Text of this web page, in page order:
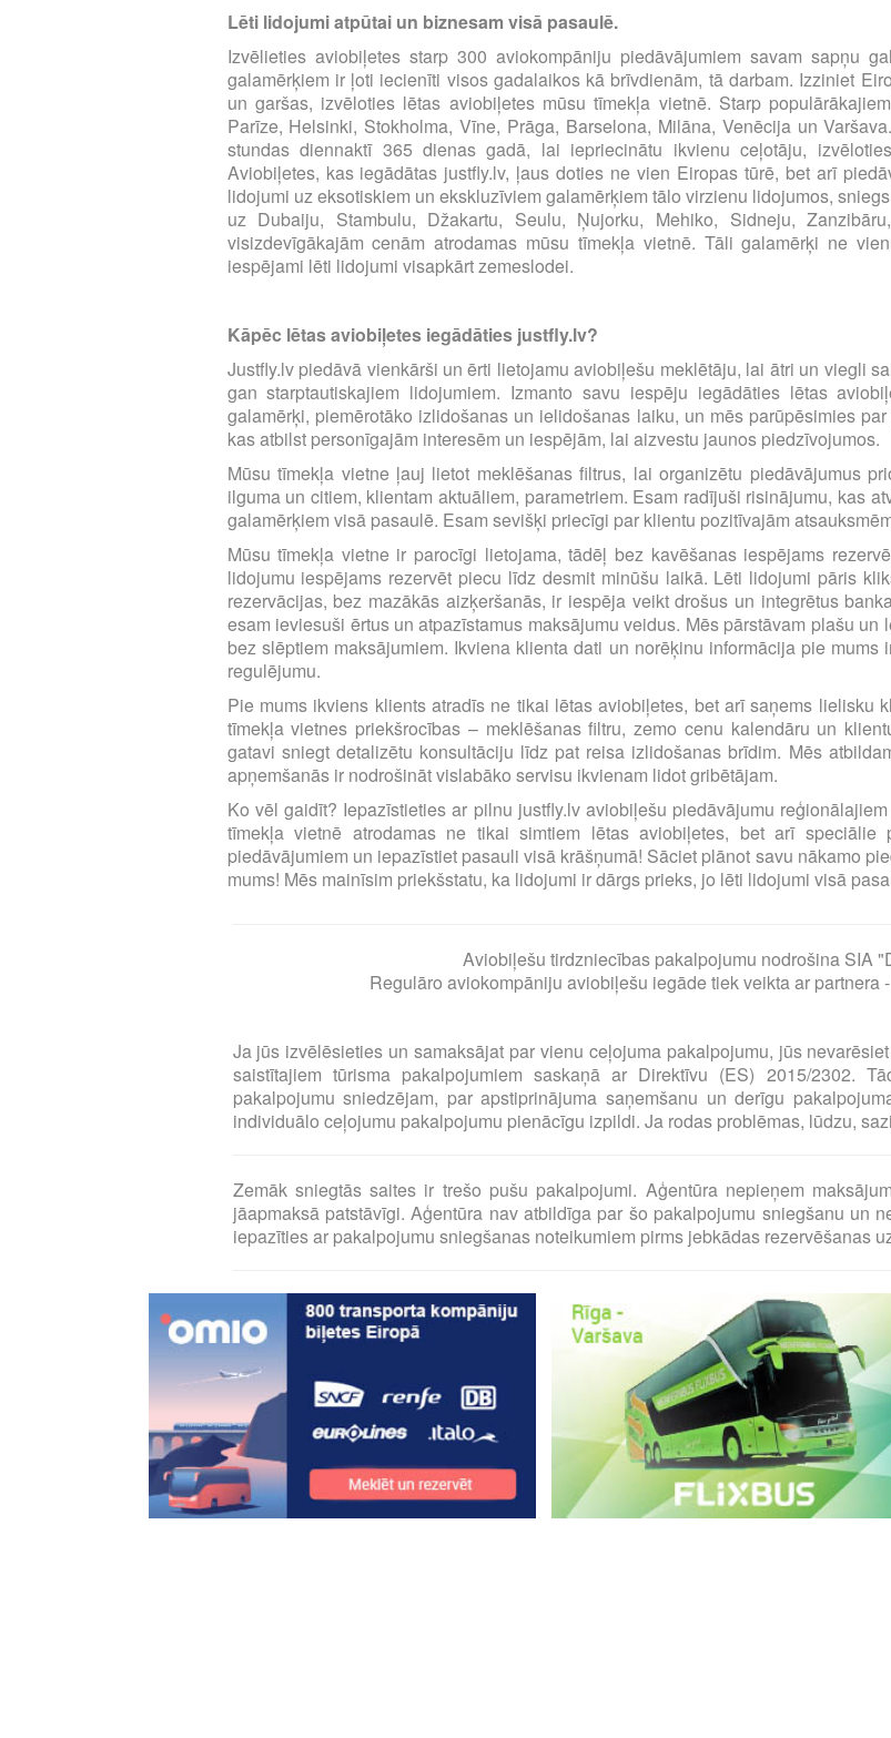
Lēti lidojumi atpūtai un biznesam visā pasaulē.
Izvēlieties aviobiļetes starp 300 aviokompāniju piedāvājumiem savam sapņu
galamērķiem ir ļoti iecienīti visos gadalaikos kā brīvdienām, tā darbam. Izziniet
un garšas, izvēloties lētas aviobiļetes mūsu tīmekļa vietnē. Starp
Parīze, Helsinki, Stokholma, Vīne, Prāga, Barselona, Milāna, Venēcija un
stundas diennaktī 365 dienas gadā, lai iepriecinātu ikvienu ceļotāju,
Aviobiļetes, kas iegādātas justfly.lv, ļaus doties ne vien Eiropas tūrē, bet arī
lidojumi uz eksotiskiem un ekskluzīviem galamērķiem tālo virzienu lidojumos,
uz Dubaiju, Stambulu, Džakartu, Seulu, Ņujorku, Mehiko, Sidneju,
visizdevīgākajām cenām atrodamas mūsu tīmekļa vietnē. Tāli galamērķi ne
iespējami lēti lidojumi visapkārt zemeslodei.
Kāpēc lētas aviobiļetes iegādāties justfly.lv?
Justfly.lv piedāvā vienkārši un ērti lietojamu aviobiļešu meklētāju, lai ātri un viegli
gan starptautiskajiem lidojumiem. Izmanto savu iespēju iegādāties lētas
galamērķi, piemērotāko izlidošanas un ielidošanas laiku, un mēs parūpēsimies
kas atbilst personīgajām interesēm un iespējām, lai aizvestu jaunos piedzīvojumos.
Mūsu tīmekļa vietne ļauj lietot meklēšanas filtrus, lai organizētu piedāvājumus
ilguma un citiem, klientam aktuāliem, parametriem. Esam radījuši risinājumu, kas
galamērķiem visā pasaulē. Esam sevišķi priecīgi par klientu pozitīvajām
Mūsu tīmekļa vietne ir parocīgi lietojama, tādēļ bez kavēšanas iespējams
lidojumu iespējams rezervēt piecu līdz desmit minūšu laikā. Lēti lidojumi pāris
rezervācijas, bez mazākās aizķeršanās, ir iespēja veikt drošus un integrētus
esam ieviesuši ērtus un atpazīstamus maksājumu veidus. Mēs pārstāvam plašu
bez slēptiem maksājumiem. Ikviena klienta dati un norēķinu informācija pie
regulējumu.
Pie mums ikviens klients atradīs ne tikai lētas aviobiļetes, bet arī saņems lielisku
tīmekļa vietnes priekšrocības – meklēšanas filtru, zemo cenu kalendāru un
gatavi sniegt detalizētu konsultāciju līdz pat reisa izlidošanas brīdim. Mēs
apņemšanās ir nodrošināt vislabāko servisu ikvienam lidot gribētājam.
Ko vēl gaidīt? Iepazīstieties ar pilnu justfly.lv aviobiļešu piedāvājumu
tīmekļa vietnē atrodamas ne tikai simtiem lētas aviobiļetes, bet arī speciālie
piedāvājumiem un iepazīstiet pasauli visā krāšņumā! Sāciet plānot savu nākamo
mums! Mēs mainīsim priekšstatu, ka lidojumi ir dārgs prieks, jo lēti lidojumi visā
Aviobiļešu tirdzniecības pakalpojumu nodrošina SIA
Regulāro aviokompāniju aviobiļešu iegāde tiek veikta ar partnera
Ja jūs izvēlēsieties un samaksājat par vienu ceļojuma pakalpojumu, jūs
saistītajiem tūrisma pakalpojumiem saskaņā ar Direktīvu (ES) 2015/2302.
pakalpojumu sniedzējam, par apstiprinājuma saņemšanu un derīgu
individuālo ceļojumu pakalpojumu pienācīgu izpildi. Ja rodas problēmas, lūdzu,
Zemāk sniegtās saites ir trešo pušu pakalpojumi. Aģentūra nepieņem
jāapmaksā patstāvīgi. Aģentūra nav atbildīga par šo pakalpojumu sniegšanu un
iepazīties ar pakalpojumu sniegšanas noteikumiem pirms jebkādas rezervēšanas